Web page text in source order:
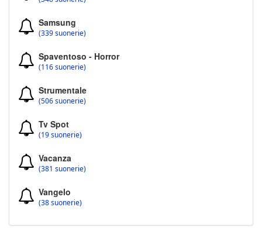
Samsung
(339 suonerie)
Spaventoso - Horror
(116 suonerie)
Strumentale
(506 suonerie)
Tv Spot
(19 suonerie)
Vacanza
(381 suonerie)
Vangelo
(38 suonerie)